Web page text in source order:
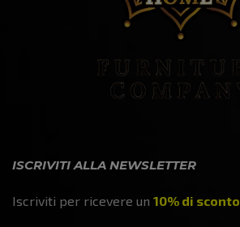
ISCRIVITI ALLA NEWSLETTER
Iscriviti per ricevere un 10% di sconto